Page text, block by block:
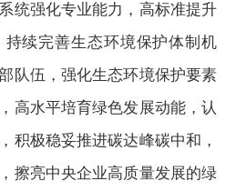
统强化专业能力，高标准提升
续完善生态环境保护体制机
队伍，强化生态环境保护要素
高水平培育绿色发展动能，认
积极稳妥推进碳达峰碳中和，
擦亮中央企业高质量发展的绿